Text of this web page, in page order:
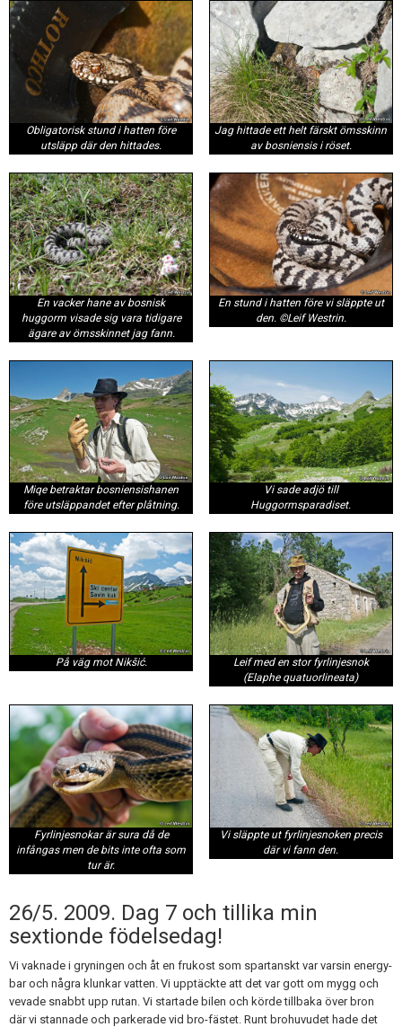
Obligatorisk stund i hatten före
utsläpp där den hittades.
Jag hittade ett helt färskt ömsskinn
av bosniensis i röset.
En vacker hane av bosnisk
huggorm visade sig vara tidigare
ägare av ömsskinnet jag fann.
En stund i hatten före vi släppte ut
den. ©Leif Westrin.
Miqe betraktar bosniensishanen
före utsläppandet efter plåtning.
Vi sade adjö till
Huggormsparadiset.
På väg mot Nikšić.
Leif med en stor fyrlinjesnok
(Elaphe quatuorlineata)
Fyrlinjesnokar är sura då de
infångas men de bits inte ofta som
tur är.
Vi släppte ut fyrlinjesnoken precis
där vi fann den.
26/5. 2009. Dag 7 och tillika min
sextionde födelsedag!
Vi vaknade i gryningen och åt en frukost som spartanskt var varsin energy-
bar och några klunkar vatten. Vi upptäckte att det var gott om mygg och
vevade snabbt upp rutan. Vi startade bilen och körde tillbaka över bron
där vi stannade och parkerade vid bro-fästet. Runt brohuvudet hade det